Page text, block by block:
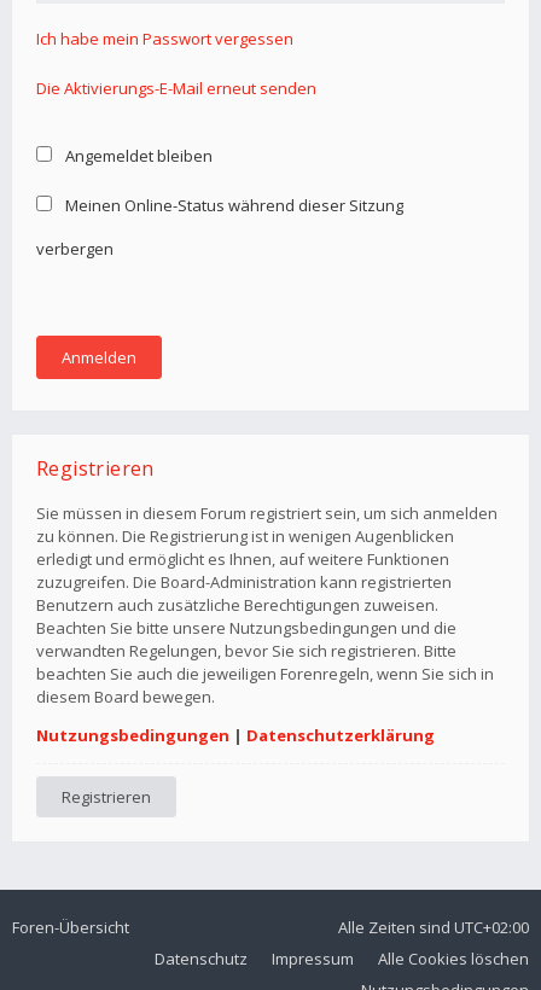
Ich habe mein Passwort vergessen
Die Aktivierungs-E-Mail erneut senden
Angemeldet bleiben
Meinen Online-Status während dieser Sitzung
verbergen
Registrieren
Sie müssen in diesem Forum registriert sein, um sich anmelden
zu können. Die Registrierung ist in wenigen Augenblicken
erledigt und ermöglicht es Ihnen, auf weitere Funktionen
zuzugreifen. Die Board-Administration kann registrierten
Benutzern auch zusätzliche Berechtigungen zuweisen.
Beachten Sie bitte unsere Nutzungsbedingungen und die
verwandten Regelungen, bevor Sie sich registrieren. Bitte
beachten Sie auch die jeweiligen Forenregeln, wenn Sie sich in
diesem Board bewegen.
Nutzungsbedingungen | Datenschutzerklärung
Registrieren
Foren-Übersicht Alle Zeiten sind UTC+02:00
Alle Cookies löschen
Impressum
Datenschutz